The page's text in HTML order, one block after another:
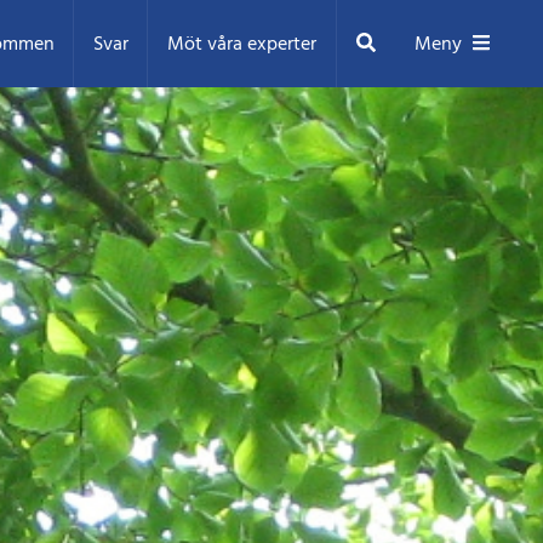
Svar Möt våra experter Sök Meny